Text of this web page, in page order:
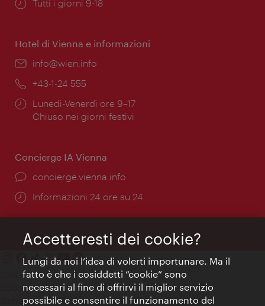
Orari
Tutti i giorni 9-18
Hotel di Vienna e informazioni
Email:
info@wien.info
Telefono:
+43-1-24 555
Orari
di
Lunedì-Venerdì ore 9–17
Chiuso nei giorni festivi
Concierge IA Vienna
Ort:
concierge.vienna.info
Öffnungszeiten:
Informazioni 24 ore su 24
Contatti
Colophon
Dichiarazione sulla protezione dei dati
Accetteresti dei cookie?
Lungi da noi l’idea di volerti importunare. Ma il
fatto è che i cosiddetti “cookie” sono
necessari al fine di offrirvi il miglior servizio
possibile e consentire il funzionamento del